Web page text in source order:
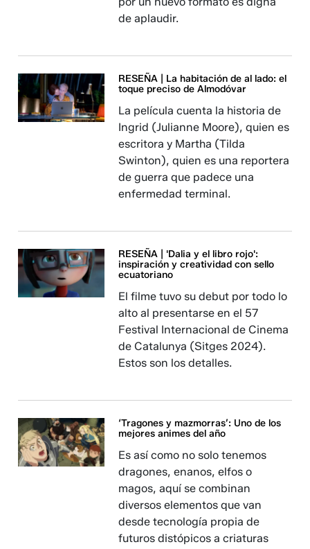
de aplaudir.
RESEÑA | La habitación de al lado: el
toque preciso de Almodóvar
La película cuenta la historia de
Ingrid (Julianne Moore), quien es
escritora y Martha (Tilda
Swinton), quien es una reportera
de guerra que padece una
enfermedad terminal.
RESEÑA | 'Dalia y el libro rojo':
inspiración y creatividad con sello
ecuatoriano
El filme tuvo su debut por todo lo
alto al presentarse en el 57
Festival Internacional de Cinema
de Catalunya (Sitges 2024).
Estos son los detalles.
‘Tragones y mazmorras’: Uno de los
mejores animes del año
Es así como no solo tenemos
dragones, enanos, elfos o
magos, aquí se combinan
diversos elementos que van
desde tecnología propia de
futuros distópicos a criaturas